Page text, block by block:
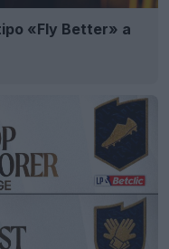
«Fly Better» a